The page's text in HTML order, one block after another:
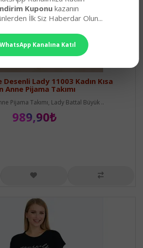
Lady 11003 Kadın Kısa
Pijama Takımı
Pijama Takımı, Lady Battal Büyük ..
989,90₺
Kuponukazanın
İlk Siz Haberdar Olun...
WhatsApp Kanalına Katıl